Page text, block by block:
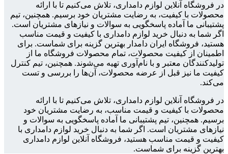
در فروشگاه آنلاین لوازم دامداری، تلاش می‌کنیم تا با ارائه
محصولات با کیفیت، به رضایت مشتریان خود برسیم. همچنین، تیم
پشتیبانی ما آماده پاسخگویی به سوالات و نیازهای مشتریان است.
اگر شما به دنبال خرید لوازم دامداری با کیفیت و قیمت مناسب
هستید، فروشگاه ایران دامدار بهترین گزینه برای شماست. برای
اطمینان از کیفیت محصولات، تمام محصولات فروشگاه ما از
تولیدکنندگان معتبر و با نام‌آوری تهیه می‌شوند. همچنین، تیم کنترل
کیفیت ما نیز قبل از عرضه محصولات، آن‌ها را بررسی و تست
می‌کند.
در فروشگاه آنلاین لوازم دامداری، تلاش می‌کنیم تا با ارائه
محصولات با کیفیت و قیمت مناسب، به رضایت مشتریان خود
برسیم. همچنین، تیم پشتیبانی ما آماده پاسخگویی به سوالات و
نیازهای مشتریان است. اگر شما به دنبال خرید لوازم دامداری با
کیفیت و قیمت مناسب هستید، فروشگاه آنلاین لوازم دامداری
بهترین گزینه برای شماست.